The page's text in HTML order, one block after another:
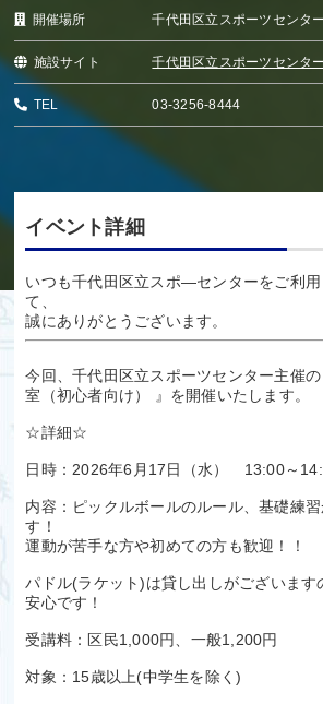
開催場所 千代田区立スポーツセンター
施設サイト 千代田区立スポーツセンター
TEL 03-3256-8444
イベント詳細
いつも千代田区立スポ―センターをご利用
て、
誠にありがとうございます。
今回、千代田区立スポーツセンター主催
室（初心者向け） 』を開催いたします。
☆詳細☆
日時：2026年6月17日（水） 13:00～
内容：ピックルボールのルール、基礎練
す！
運動が苦手な方や初めての方も歓迎！！
パドル(ラケット)は貸し出しがございます
安心です！
受講料：区民1,000円、一般1,200円
対象：15歳以上(中学生を除く)